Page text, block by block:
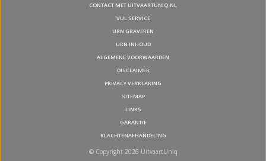
CONTACT MET UITVAARTUNIQ.NL
VUL SERVICE
URN GRAVEREN
URN INHOUD
ALGEMENE VOORWAARDEN
DISCLAIMER
PRIVACY VERKLARING
SITEMAP
LINKS
GARANTIE
KLACHTENAFHANDELING
© Copyright 2026 UitvaartUniq